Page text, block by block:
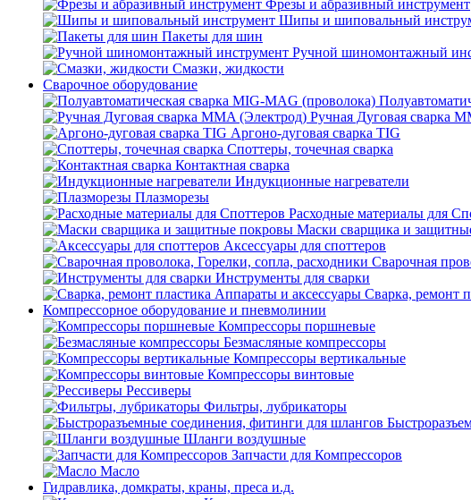
Фрезы и абразивный инструмент
Шипы и шиповальный
Пакеты для шин
Ручной шиномонтажный
Смазки, жидкости
Сварочное оборудование
Ручная Дуговая сварка
Аргоно-дуговая сварка TIG
Споттеры, точечная сварка
Контактная сварка
Индукционные нагреватели
Плазморезы
Расходные материалы для
Маски сварщика и
Аксессуары для споттеров
Сварочная
Инструменты для сварки
Сварка, ремонт
Компрессорное оборудование и пневмолинии
Компрессоры поршневые
Безмасляные компрессоры
Компрессоры вертикальные
Компрессоры винтовые
Рессиверы
Фильтры, лубрикаторы
Шланги воздушные
Запчасти для Компрессоров
Масло
Гидравлика, домкраты, краны, преса и.д.